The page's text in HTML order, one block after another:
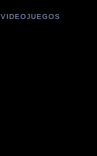
VIDEOJUEGOS